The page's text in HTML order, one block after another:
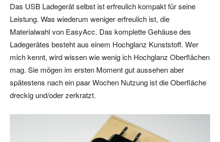
Das USB Ladegerät selbst ist erfreulich kompakt für seine
Leistung. Was wiederum weniger erfreulich ist, die
Materialwahl von EasyAcc. Das komplette Gehäuse des
Ladegerätes besteht aus einem Hochglanz Kunststoff. Wer
mich kennt, wird wissen wie wenig ich Hochglanz Oberflächen
mag. Sie mögen im ersten Moment gut aussehen aber
spätestens nach ein paar Wochen Nutzung ist die Oberfläche
dreckig und/oder zerkratzt.